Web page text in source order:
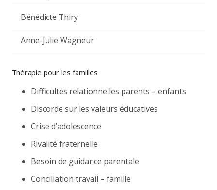
Bénédicte Thiry
Anne-Julie Wagneur
Thérapie pour les familles
Difficultés relationnelles parents – enfants
Discorde sur les valeurs éducatives
Crise d’adolescence
Rivalité fraternelle
Besoin de guidance parentale
Conciliation travail – famille